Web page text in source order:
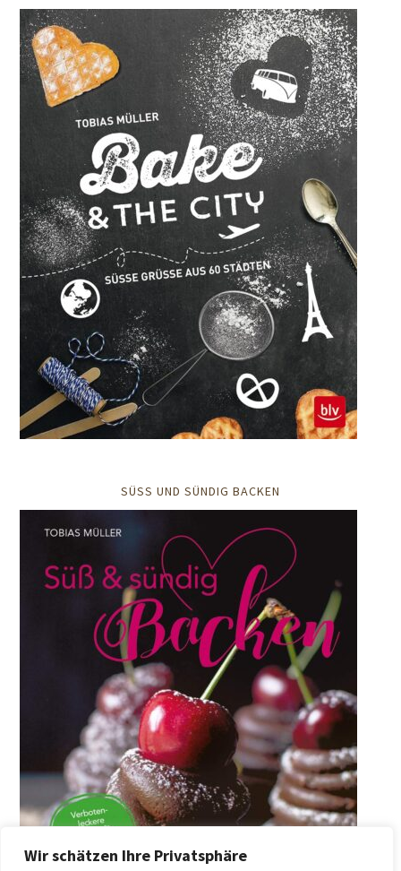
Wir schätzen Ihre Privatsphäre
SÜSS UND SÜNDIG BACKEN